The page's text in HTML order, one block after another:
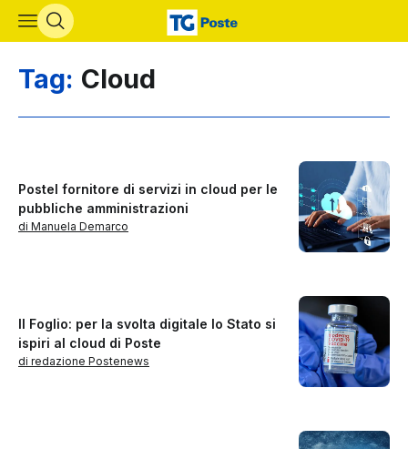
Vai al contenuto principale
Tag: Cloud
Postel fornitore di servizi in cloud per le
pubbliche amministrazioni
di Manuela Demarco
Il Foglio: per la svolta digitale lo Stato si
ispiri al cloud di Poste
di redazione Postenews